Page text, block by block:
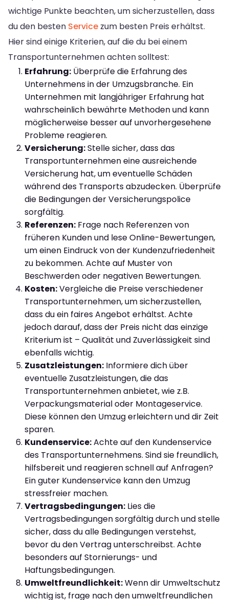
wichtige Punkte beachten, um sicherzustellen, dass
du den besten Service zum besten Preis erhältst.
Hier sind einige Kriterien, auf die du bei einem
Transportunternehmen achten solltest:
Erfahrung: Überprüfe die Erfahrung des
Unternehmens in der Umzugsbranche. Ein
Unternehmen mit langjähriger Erfahrung hat
wahrscheinlich bewährte Methoden und kann
möglicherweise besser auf unvorhergesehene
Probleme reagieren.
Versicherung:Stelle sicher, dass das
Transportunternehmen eine ausreichende
Versicherung hat, um eventuelle Schäden
während des Transports abzudecken. Überprüfe
die Bedingungen der Versicherungspolice
sorgfältig.
Referenzen: Frage nach Referenzen von
früheren Kunden und lese Online-Bewertungen,
um einen Eindruck von der Kundenzufriedenheit
zu bekommen. Achte auf Muster von
Beschwerden oder negativen Bewertungen.
Kosten:Vergleiche die Preise verschiedener
Transportunternehmen, um sicherzustellen,
dass du ein faires Angebot erhältst. Achte
jedoch darauf, dass der Preis nicht das einzige
Kriterium ist – Qualität und Zuverlässigkeit sind
ebenfalls wichtig.
Zusatzleistungen: Informiere dich über
eventuelle Zusatzleistungen, die das
Transportunternehmen anbietet, wie z.B.
Verpackungsmaterial oder Montageservice.
Diese können den Umzug erleichtern und dir Zeit
sparen.
Kundenservice:Achte auf den Kundenservice
des Transportunternehmens. Sind sie freundlich,
hilfsbereit und reagieren schnell auf Anfragen?
Ein guter Kundenservice kann den Umzug
stressfreier machen.
Vertragsbedingungen: Lies die
Vertragsbedingungen sorgfältig durch und stelle
sicher, dass du alle Bedingungen verstehst,
bevor du den Vertrag unterschreibst. Achte
besonders auf Stornierungs- und
Haftungsbedingungen.
Umweltfreundlichkeit:Wenn dir Umweltschutz
wichtig ist, frage nach den umweltfreundlichen